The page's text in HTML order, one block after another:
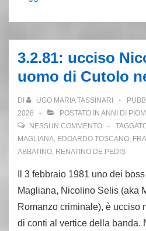
William
Waccher.
Un
fratricidio
3.2.81: ucciso
uomo di Cutolo
DI UGO MARIA TASSINARI
2026
POSTATO IN ANNI DI
NESSUN COMMENTO
MAGLIANA, EDOARDO TOSCANO,
ABBATINO, RENATINO DE PEDIS
Il 3 febbraio 1981 uno dei
Magliana, Nicolino Selis (aka
Romanzo criminale), è ucciso
di conti al vertice della banda.